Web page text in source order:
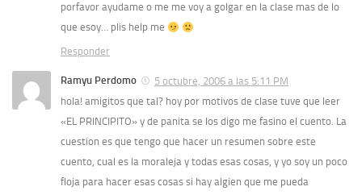
porfavor ayudame o me me voy a golgar en la clase mas de lo
que esoy… plis help me
Responder
Ramyu Perdomo
5 octubre, 2006 a las 5:11 PM
hola! amigitos que tal? hoy por motivos de clase tuve que leer
«EL PRINCIPITO» y de panita se los digo me fasino el cuento. La
cuestion es que tengo que hacer un resumen sobre este
cuento, cual es la moraleja y todas esas cosas, y yo soy un poco
floja para hacer esas cosas si hay algien que me pueda